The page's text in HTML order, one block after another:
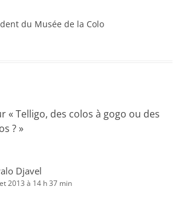
du Musée de la Colo
« Telligo, des colos à gogo ou des
?»
Djavel
2013 à 14 h 37 min